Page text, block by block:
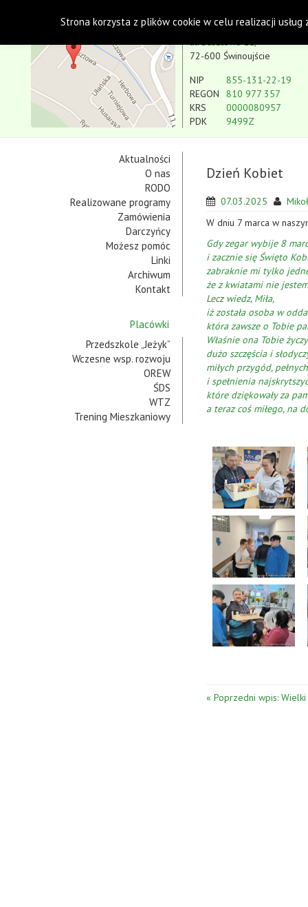
Koło w Świnoujściu
ul. Basztowa 11,
72-600 Świnoujście
NIP
REGON
KRS
PDK
855-131-22-19
810 977 357
0000080957
9499Z
Aktualności
O nas
RODO
Realizowane programy
Zamówienia
Darczyńcy
Możesz pomóc
Linki
Archiwum
Kontakt
Placówki
Przedszkole „Jeżyk”
Wczesne wsp. rozwoju
OREW
ŚDS
WTZ
Trening Mieszkaniowy
Dzień Kobiet
07.03.2025
W dniu 7 marca w
Gdy zegar wybije 8
i zacznie się Święto
zabraknie mi tylko
że z kwiatami nie
Lecz wiedz, Miła,
iż została osoba w
która zawsze o Tobie
Właśnie ona Tobie życzy
dużo szczęścia i
miłych przygód,
i spełnienia
które dziękowały za
a teraz coś miłego, na
« Poprzedni wpis:
Strona korzysta z plików cookie w celu realizacji usług